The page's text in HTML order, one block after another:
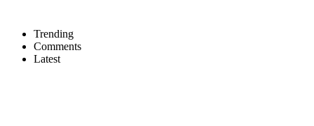
Trending
Comments
Latest